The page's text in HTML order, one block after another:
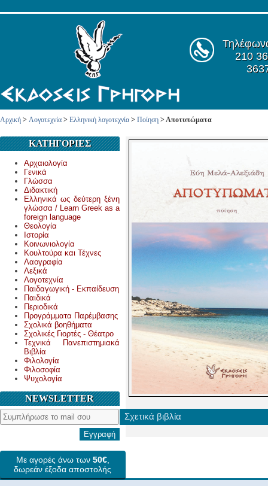
210
Αρχική > Λογοτεχνία > Ελληνική λογοτεχνία > Ποίηση > Αποτυπώματα
ΚΑΤΗΓΟΡΙΕΣ
Αρχαιολογία
Γενικά
Γλώσσα
Διδακτική
Ελληνικά ως δεύτερη ξένη
γλώσσα / Learn Greek as a
foreign language
Θεολογία
Ιστορία
Κοινωνιολογία
Κουλτούρα και Τέχνες
Λαογραφία
Λεξικά
Λογοτεχνία
Παιδαγωγική - Εκπαίδευση
Παιδικά
Περιοδικά
Προγράμματα Παρέμβασης
Σχολικά βοηθήματα
Σχολικές Γιορτές - Θέατρο
Τεχνικά Πανεπιστημιακά
Βιβλία
Φιλολογία
Φιλοσοφία
Ψυχολογία
NEWSLETTER
Εγγραφή
Με αγορές άνω των 50€
δωρεάν έξοδα αποστολής
Σχετικά βιβλία